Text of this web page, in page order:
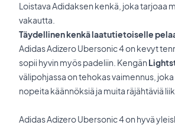
Loistava Adidaksen kenkä, joka tarjoaa
vakautta.
Täydellinen kenkä laatutietoiselle
Adidas Adizero Ubersonic 4 on kevyt
sopii hyvin myös padeliin. Kengän
välipohjassa on tehokas vaimennus,
nopeita käännöksiä ja muita räjähtäviä
Adidas Adizero Ubersonic 4 on hyvä